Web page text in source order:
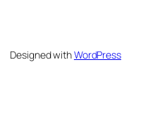
Designed withWordPress